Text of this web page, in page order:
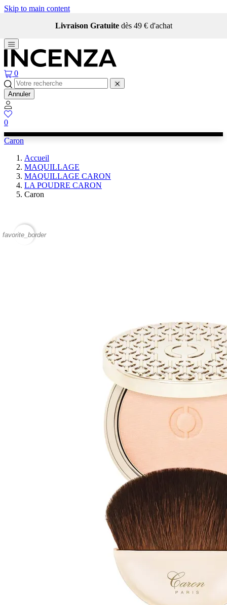
Skip to main content
Livraison Gratuite dès 49 € d'achat
0
Annuler
0
Caron
Accueil
MAQUILLAGE
MAQUILLAGE CARON
LA POUDRE CARON
Caron
favorite_border